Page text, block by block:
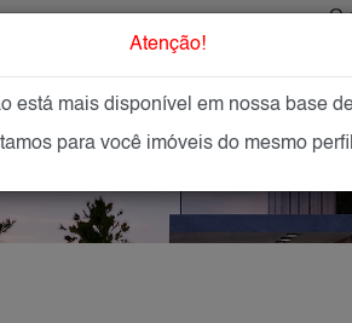
O
NOVOS
Atenção!
está mais disponível em nossa base
para você imóveis do mesmo